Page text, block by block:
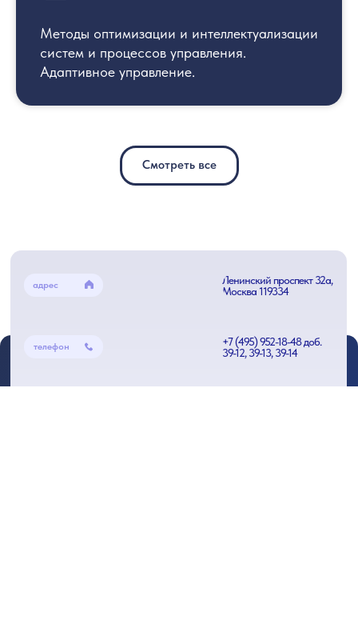
Методы оптимизации и интеллектуализации
систем и процессов управления.
Адаптивное управление.
Смотреть все
адрес
телефон
+7 (495) 952-18-48 доб.
39-12, 39-13, 39-14
Ленинский проспект 32а,
Москва 119334